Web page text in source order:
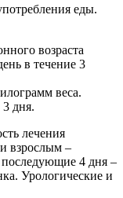
еды.
возраста
в течение 3
веса.
дня.
лечения
взрослым –
4 дня –
Урологические и